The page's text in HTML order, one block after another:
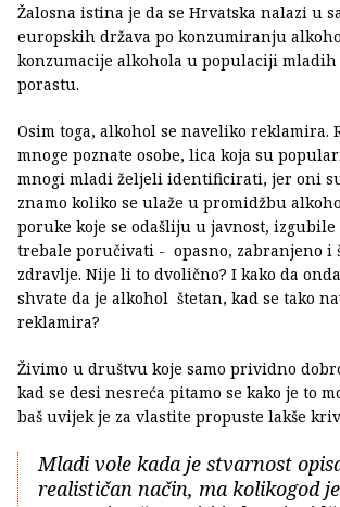
Žalosna istina je da se Hrvatska nalazi u
europskih država po konzumiranju
konzumacije alkohola u populaciji
porastu.
Osim toga, alkohol se naveliko reklamira.
mnoge poznate osobe, lica koja su
mnogi mladi željeli identificirati, jer oni
znamo koliko se ulaže u promidžbu
poruke koje se odašliju u javnost, izgubile
trebale poručivati - opasno, zabranjeno i
zdravlje. Nije li to dvolično? I kako da
shvate da je alkohol štetan, kad se tako
reklamira?
Živimo u društvu koje samo prividno
kad se desi nesreća pitamo se kako je to
baš uvijek je za vlastite propuste lakše
Mladi vole kada je stvarnost
realističan način, ma kolikogod